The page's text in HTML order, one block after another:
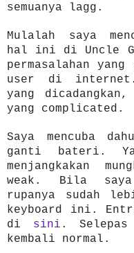
semuanya lagg.
Mulalah saya
hal ini di Uncle
permasalahan
user di
yang
yang complicated.
Saya mencuba
ganti bateri.
menjangkakan
weak. Bila
rupanya sudah
keyboard ini.
di sini .
kembali normal.